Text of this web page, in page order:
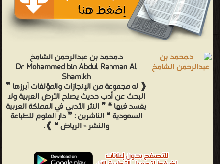
د.محمد بن عبدالرحمن الشامخ
Dr Mohammed bin Abdul Rahman Al
Shamikh
❰ له مجموعة من الإنجازات والمؤلفات أبرزها ❞
البحث عن أدب حديث يصلح الأرض العربية ولا
يفسد فيها ❝ ❞ النثر الأدبي في المملكة العربية
السعودية ❝ الناشرين : ❞ دار العلوم للطباعة
والنشر - الرياض ❝ ❱.